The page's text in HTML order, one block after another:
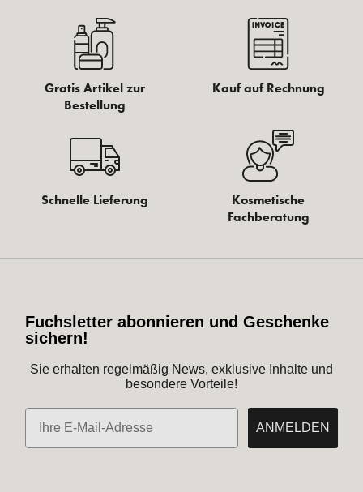
Gratis Artikel zur
Bestellung
Kauf auf Rechnung
Schnelle Lieferung
Kosmetische
Fachberatung
Fuchsletter abonnieren und Geschenke
sichern!
Sie erhalten regelmäßig News, exklusive Inhalte und
besondere Vorteile!
E-Mail
ANMELDEN